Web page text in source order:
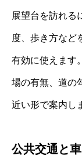
展望台を訪れる
度、歩き方など
有効に使えます
場の有無、道の
近い形で案内し
公共交通と